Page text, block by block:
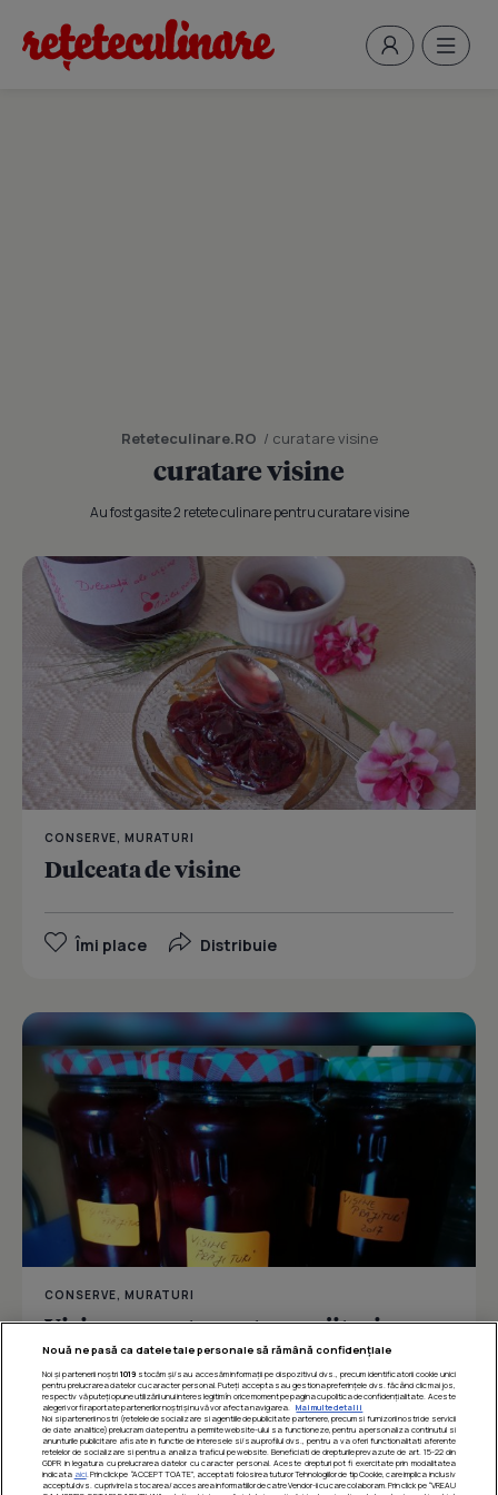
Reteteculinare.RO / curatare visine
curatare visine
Au fost gasite 2 retete culinare pentru curatare visine
CONSERVE, MURATURI
Dulceata de visine
Îmi place Distribuie
CONSERVE, MURATURI
Visine aromate pentru prajituri
Îmi place Distribuie
Nouă ne pasă ca datele tale personale să rămână confidențiale
Noi și partenerii noștri 1019stocăm și/sau accesăm informații pe dispozitivul dvs., precum identificatorii cookie unici
pentru prelucrarea datelor cu caracter personal. Puteți accepta sau gestiona preferințele dvs. făcând clic mai jos,
respectiv vă puteți opune utilizării unui interes legitim în orice moment pe pagina cu politica de confidențialitate. Aceste
alegeri vor fi raportate partenerilor noștri și nu vă vor afecta navigarea.
Mai multe detalii
Noi si partenerii nostri (retelele de socializare si agentiile de publicitate partenere, precum si furnizorii nostri de servicii
de date analitice) prelucram date pentru a permite website-ului sa functioneze, pentru a personaliza continutul si
anunturile publicitare afisate in functie de interesele si/sau profilul dvs., pentru a va oferi functionalitati aferente
retelelor de socializare si pentru a analiza traficul pe website. Beneficiati de drepturile prevazute de art. 15-22 din
GDPR in legatura cu prelucrarea datelor cu caracter personal. Aceste drepturi pot fi exercitate prin modalitatea
indicata aici. Prin click pe “ACCEPT TOATE”, acceptati folosirea tuturor Tehnologiilor de tip Cookie, care implica inclusiv
acceptul dvs. cu privire la stocarea/accesarea informatiilor de catre Vendor-ii cu care colaboram. Prin click pe “VREAU